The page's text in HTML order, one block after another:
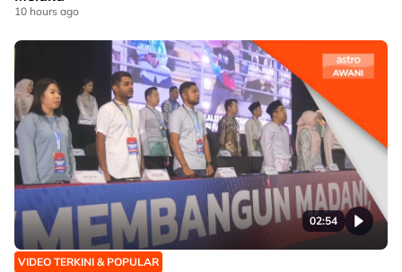
10 hours ago
02:54
VIDEO TERKINI & POPULAR